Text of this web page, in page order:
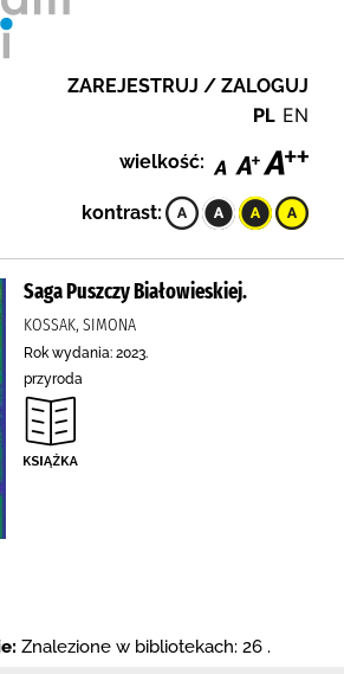
ZAREJESTRUJ / ZALOGUJ
PL EN
wielkość:
kontrast:
Saga Puszczy Białowieskiej.
KOSSAK, SIMONA
Rok wydania: 2023.
przyroda
Znalezione w bibliotekach: 26 .